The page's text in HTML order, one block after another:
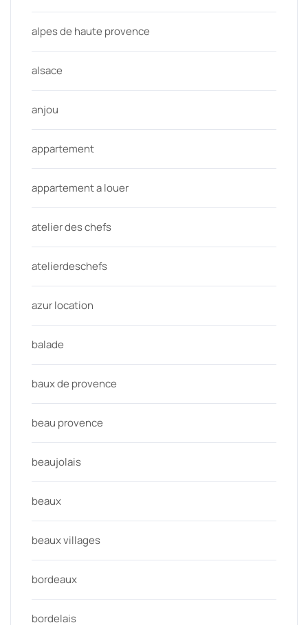
alpes de haute provence
alsace
anjou
appartement
appartement a louer
atelier des chefs
atelierdeschefs
azur location
balade
baux de provence
beau provence
beaujolais
beaux
beaux villages
bordeaux
bordelais